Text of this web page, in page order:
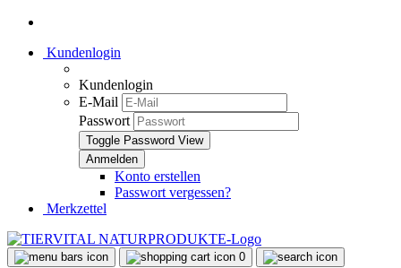
Kundenlogin
Kundenlogin
E-Mail
Passwort
Toggle Password View
Konto erstellen
Passwort vergessen?
Merkzettel
0